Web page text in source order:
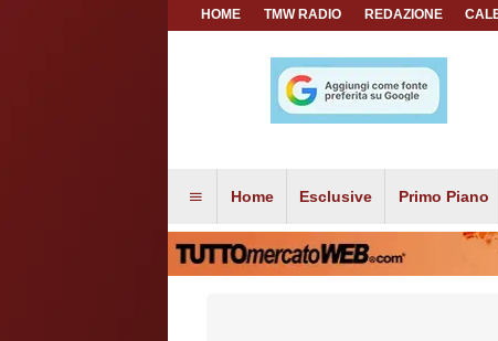
HOME TMW RADIO REDAZIONE
Home Esclusive Primo Piano